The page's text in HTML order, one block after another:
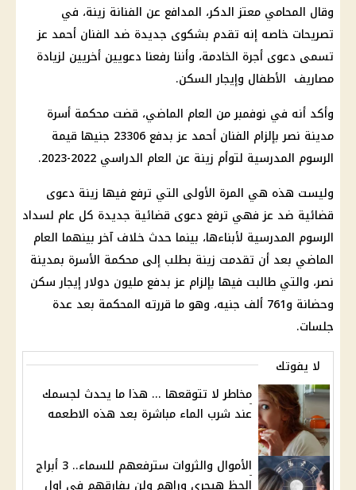
وقال المحامي معتز الدكر، المدافع عن الفنانة زينة، في
تصريحات خاصه إنه تقدم بشكوى جديدة ضد الفنان أحمد عز
تسمى دعوى أجرة الخادمة، وأننا رفعنا دعويين أخريين لزيادة
مصاريف الأطفال وإيجار السكن.
وأكد أنه في نوفمبر من العام الماضي، قضت محكمة أسرة
مدينة نصر بإلزام الفنان أحمد عز بدفع 23306 جنيها قيمة
الرسوم المدرسية لتوأم زينة عن العام الدراسي 2022-2023.
وليست هذه هي المرة الأولى التي ترفع فيها زينة دعوى
قضائية ضد عز فهي ترفع دعوى قضائية جديدة كل عام لسداد
الرسوم المدرسية لأبناءها، بينما حدث خلاف آخر بينهما العام
الماضي بعد أن تقدمت زينة بطلب إلى محكمة الأسرة بمدينة
نصر، والتي طالبت فيها بإلزام عز بدفع مليون دولار إيجار سكن
وحضانة و761 ألف جنيه، وهو ما قررته المحكمة بعد عدة
جلسات.
لا يفوتك
مخاطر لا تتوقعها ... هذا ما يحدث لجسمك
عند شرب الماء مباشرة بعد هذه الاطعمه
الأموال والثروات سترفعهم للسماء.. 3 أبراج
الحظ هيجري وراهم ولن يفارقهم في اول